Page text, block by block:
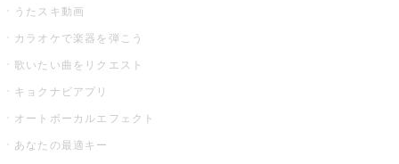
うたスキ動画
カラオケで楽器を弾こう
歌いたい曲をリクエスト
キョクナビアプリ
オートボーカルエフェクト
あなたの最適キー